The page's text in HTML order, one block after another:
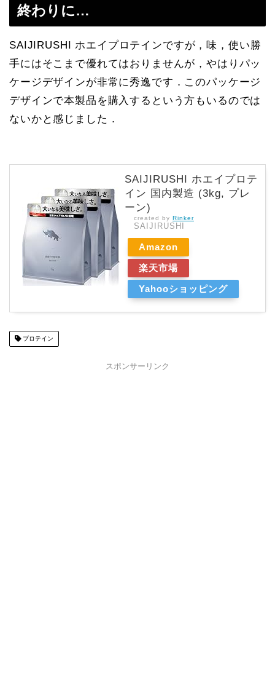
終わりに…
SAIJIRUSHI ホエイプロテインですが，味，使い勝
手にはそこまで優れてはおりませんが，やはりパッ
ケージデザインが非常に秀逸です．このパッケージ
デザインで本製品を購入するという方もいるのでは
ないかと感じました．
SAIJIRUSHI ホエイプロテ
イン 国内製造 (3kg, プレ
ーン)
created by Rinker
SAIJIRUSHI
Amazon
楽天市場
Yahooショッピング
プロテイン
スポンサーリンク